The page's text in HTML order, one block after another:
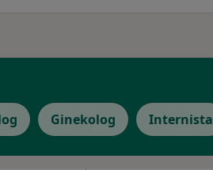
Ginekolog Internista